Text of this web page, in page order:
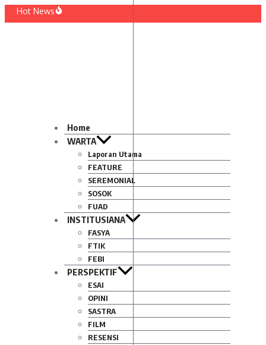
Lewati
ke
Hot News
Home
WARTA
Laporan Utama
FEATURE
SEREMONIAL
SOSOK
FUAD
INSTITUSIANA
FASYA
FTIK
FEBI
PERSPEKTIF
ESAI
OPINI
SASTRA
FILM
RESENSI